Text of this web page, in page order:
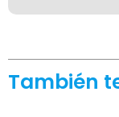
También